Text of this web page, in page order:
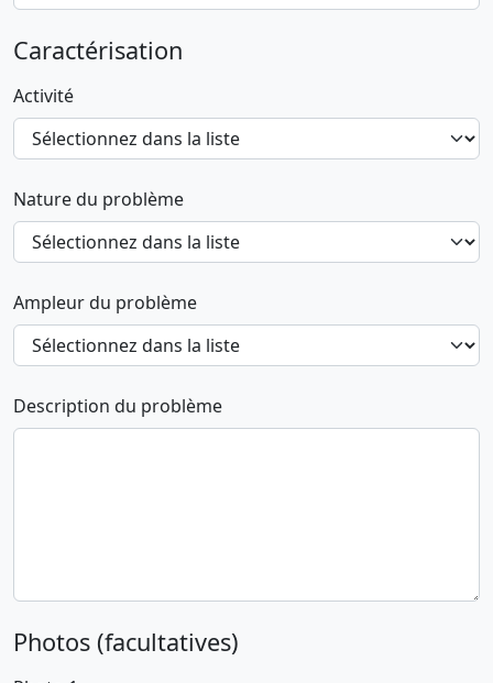
Caractérisation
Activité
Nature du problème
Ampleur du problème
Description du problème
Photos (facultatives)